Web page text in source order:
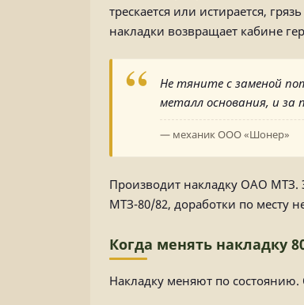
трескается или истирается,
накладки возвращает кабине
Не тяните с заменой
металл основания, и за
— механик ООО «Шонер»
Производит накладку ОАО МТЗ.
МТЗ-80/82, доработки по месту
Когда менять накладку
Накладку меняют по